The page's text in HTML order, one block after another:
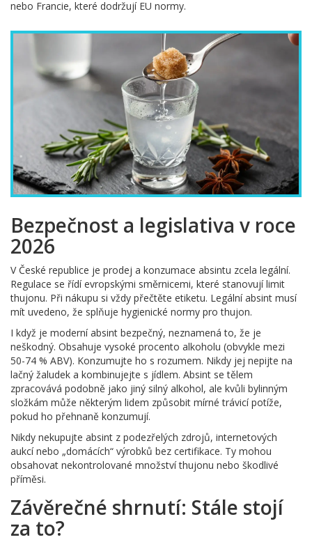
nebo Francie, které dodržují EU normy.
Bezpečnost a legislativa v roce
2026
V České republice je prodej a konzumace absintu zcela legální.
Regulace se řídí evropskými směrnicemi, které stanovují limit
thujonu. Při nákupu si vždy přečtěte etiketu. Legální absint musí
mít uvedeno, že splňuje hygienické normy pro thujon.
I když je moderní absint bezpečný, neznamená to, že je
neškodný. Obsahuje vysoké procento alkoholu (obvykle mezi
50-74 % ABV). Konzumujte ho s rozumem. Nikdy jej nepijte na
lačný žaludek a kombinujejte s jídlem. Absint se tělem
zpracovává podobně jako jiný silný alkohol, ale kvůli bylinným
složkám může některým lidem způsobit mírné trávicí potíže,
pokud ho přehnaně konzumují.
Nikdy nekupujte absint z podezřelých zdrojů, internetových
aukcí nebo „domácích“ výrobků bez certifikace. Ty mohou
obsahovat nekontrolované množství thujonu nebo škodlivé
příměsi.
Závěrečné shrnutí: Stále stojí
za to?